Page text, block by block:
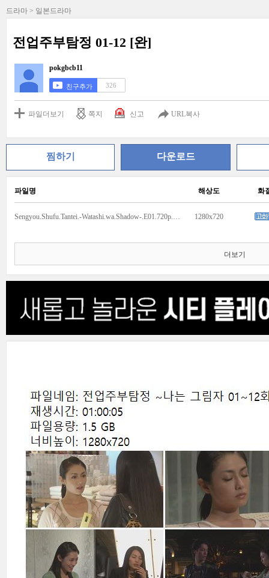
드라마 > 일본드라마
전업주부탐정 01-12 [완]
pokgbcb11
친구추가 326
파일더보기 쪽지 신고 URL복사
찜하기 다운로드
파일명 해상도 화
Sengyou.Shufu.Tantei.-Watashi.wa.Shadow-.E01.720p.HDTV.x264.AAC-YYeTs.mkv 1280x720
더보기